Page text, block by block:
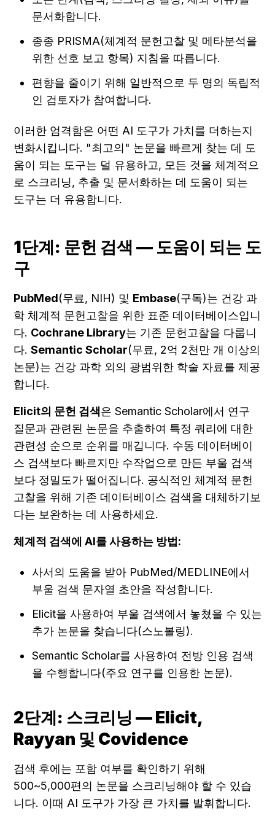
문서화합니다.
종종 PRISMA(체계적 문헌고찰 및 메타분석을
위한 선호 보고 항목) 지침을 따릅니다.
편향을 줄이기 위해 일반적으로 두 명의 독립적
인 검토자가 참여합니다.
이러한 엄격함은 어떤 AI 도구가 가치를 더하는지
변화시킵니다. "최고의" 논문을 빠르게 찾는 데 도
움이 되는 도구는 덜 유용하고, 모든 것을 체계적으
로 스크리닝, 추출 및 문서화하는 데 도움이 되는
도구는 더 유용합니다.
1단계: 문헌 검색 — 도움이 되는 도
구
PubMed(무료, NIH) 및 Embase(구독)는 건강 과
학 체계적 문헌고찰을 위한 표준 데이터베이스입니
다. Cochrane Library는 기존 문헌고찰을 다룹니
다. Semantic Scholar(무료, 2억 2천만 개 이상의
논문)는 건강 과학 외의 광범위한 학술 자료를 제공
합니다.
Elicit의 문헌 검색은 Semantic Scholar에서 연구
질문과 관련된 논문을 추출하여 특정 쿼리에 대한
관련성 순으로 순위를 매깁니다. 수동 데이터베이
스 검색보다 빠르지만 수작업으로 만든 부울 검색
보다 정밀도가 떨어집니다. 공식적인 체계적 문헌
고찰을 위해 기존 데이터베이스 검색을 대체하기보
다는 보완하는 데 사용하세요.
체계적 검색에 AI를 사용하는 방법:
사서의 도움을 받아 PubMed/MEDLINE에서
부울 검색 문자열 초안을 작성합니다.
Elicit을 사용하여 부울 검색에서 놓쳤을 수 있는
추가 논문을 찾습니다(스노볼링).
Semantic Scholar를 사용하여 전방 인용 검색
을 수행합니다(주요 연구를 인용한 논문).
2단계: 스크리닝 — Elicit,
Rayyan 및 Covidence
검색 후에는 포함 여부를 확인하기 위해
500~5,000편의 논문을 스크리닝해야 할 수 있습
니다. 이때 AI 도구가 가장 큰 가치를 발휘합니다.